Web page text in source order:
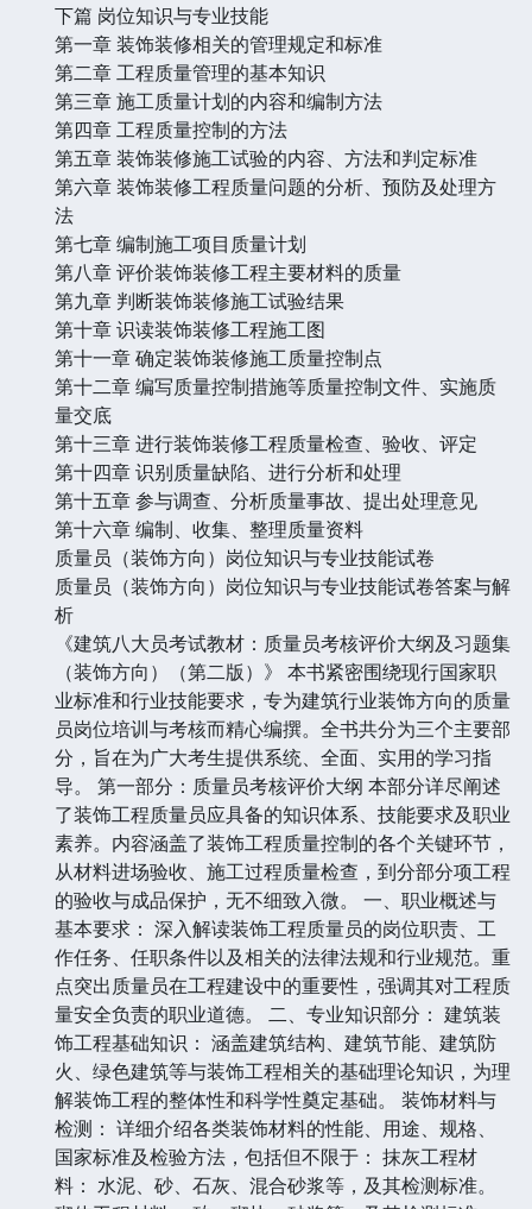
下篇 岗位知识与专业技能
第一章 装饰装修相关的管理规定和标准
第二章 工程质量管理的基本知识
第三章 施工质量计划的内容和编制方法
第四章 工程质量控制的方法
第五章 装饰装修施工试验的内容、方法和判定标准
第六章 装饰装修工程质量问题的分析、预防及处理方
法
第七章 编制施工项目质量计划
第八章 评价装饰装修工程主要材料的质量
第九章 判断装饰装修施工试验结果
第十章 识读装饰装修工程施工图
第十一章 确定装饰装修施工质量控制点
第十二章 编写质量控制措施等质量控制文件、实施质
量交底
第十三章 进行装饰装修工程质量检查、验收、评定
第十四章 识别质量缺陷、进行分析和处理
第十五章 参与调查、分析质量事故、提出处理意见
第十六章 编制、收集、整理质量资料
质量员（装饰方向）岗位知识与专业技能试卷
质量员（装饰方向）岗位知识与专业技能试卷答案与解
析
《建筑八大员考试教材：质量员考核评价大纲及习题集
（装饰方向）（第二版）》 本书紧密围绕现行国家职
业标准和行业技能要求，专为建筑行业装饰方向的质量
员岗位培训与考核而精心编撰。全书共分为三个主要部
分，旨在为广大考生提供系统、全面、实用的学习指
导。 第一部分：质量员考核评价大纲 本部分详尽阐述
了装饰工程质量员应具备的知识体系、技能要求及职业
素养。内容涵盖了装饰工程质量控制的各个关键环节，
从材料进场验收、施工过程质量检查，到分部分项工程
的验收与成品保护，无不细致入微。 一、职业概述与
基本要求： 深入解读装饰工程质量员的岗位职责、工
作任务、任职条件以及相关的法律法规和行业规范。重
点突出质量员在工程建设中的重要性，强调其对工程质
量安全负责的职业道德。 二、专业知识部分： 建筑装
饰工程基础知识： 涵盖建筑结构、建筑节能、建筑防
火、绿色建筑等与装饰工程相关的基础理论知识，为理
解装饰工程的整体性和科学性奠定基础。 装饰材料与
检测： 详细介绍各类装饰材料的性能、用途、规格、
国家标准及检验方法，包括但不限于： 抹灰工程材
料： 水泥、砂、石灰、混合砂浆等，及其检测标准。